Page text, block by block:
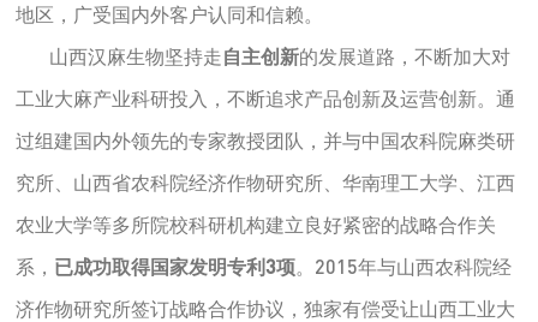
地区，广受国内外客户认同和信赖。
山西汉麻生物坚持走自主创新的发展道路，不断加大对
工业大麻产业科研投入，不断追求产品创新及运营创新。通
过组建国内外领先的专家教授团队，并与中国农科院麻类研
究所、山西省农科院经济作物研究所、华南理工大学、江西
农业大学等多所院校科研机构建立良好紧密的战略合作关
系， 已成功取得国家发明专利3项。2015年与山西农科院经
济作物研究所签订战略合作协议，独家有偿受让山西工业大